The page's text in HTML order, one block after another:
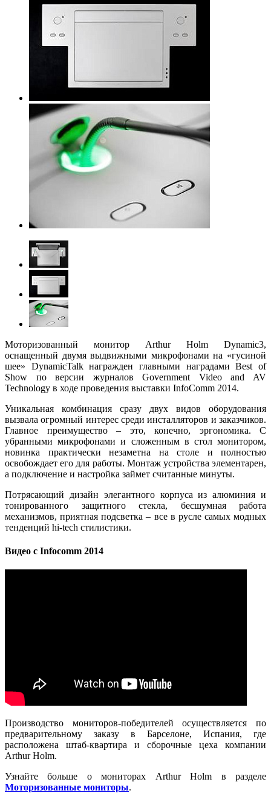
Моторизованный монитор Arthur Holm Dynamic3,
оснащенный двумя выдвижными микрофонами на «гусиной
шее» DynamicTalk награжден главными наградами Best of
Show по версии журналов Government Video and AV
Technology в ходе проведения выставки InfoComm 2014.
Уникальная комбинация сразу двух видов оборудования
вызвала огромный интерес среди инсталляторов и заказчиков.
Главное преимущество – это, конечно, эргономика. С
убранными микрофонами и сложенным в стол монитором,
новинка практически незаметна на столе и полностью
освобождает его для работы. Монтаж устройства элементарен,
а подключение и настройка займет считанные минуты.
Потрясающий дизайн элегантного корпуса из алюминия и
тонированного защитного стекла, бесшумная работа
механизмов, приятная подсветка – все в русле самых модных
тенденций hi-tech стилистики.
Видео с Infocomm 2014
Производство мониторов-победителей осуществляется по
предварительному заказу в Барселоне, Испания, где
расположена штаб-квартира и сборочные цеха компании
Arthur Holm.
Узнайте больше о мониторах Arthur Holm в разделе
Моторизованные мониторы.